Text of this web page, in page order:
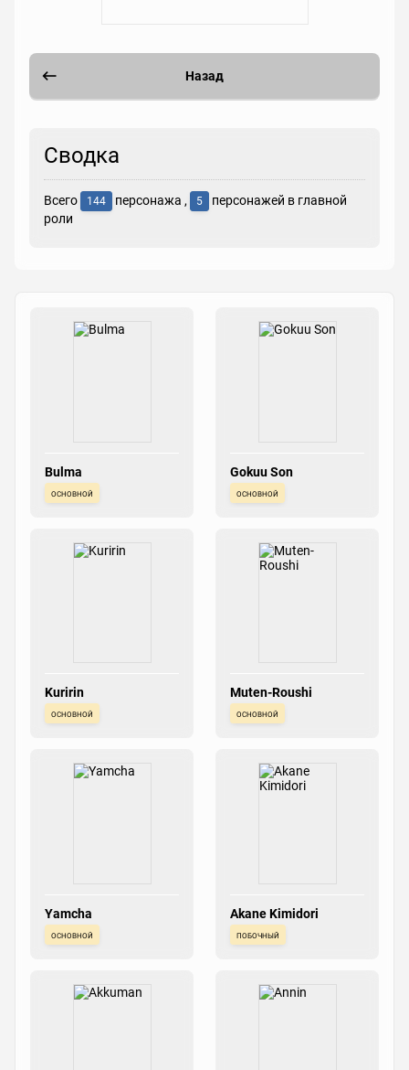
Назад
Сводка
Всего 144 персонажа , 5
персонажей в главной
роли
Bulma
основной
Gokuu Son
основной
Kuririn
основной
Muten-Roushi
основной
Yamcha
основной
Akane Kimidori
побочный